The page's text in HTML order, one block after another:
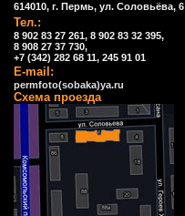
614010, г. Пермь, ул. Соловьёва, 6
Тел.:
8 902 83 27 261, 8 902 83 32 395,
8 908 27 37 730,
+7 (342) 282 68 11, 245 91 01
E-mail:
permfoto(sobaka)ya.ru
Схема проезда